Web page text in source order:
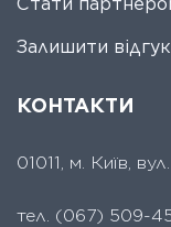
Залишити відгук
КОНТАКТИ
01011, м. Київ,
тел. (067) 509-